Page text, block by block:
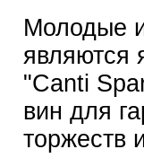
Молодые
являются
"Canti
вин для
торжеств